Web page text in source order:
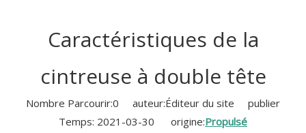
Caractéristiques de la
cintreuse à double tête
Nombre Parcourir:0 auteur:Éditeur du site publier
Temps: 2021-03-30 origine:Propulsé